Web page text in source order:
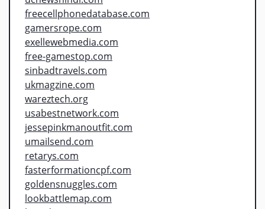
freecellphonedatabase.com
gamersrope.com
exellewebmedia.com
free-gamestop.com
sinbadtravels.com
ukmagzine.com
wareztech.org
usabestnetwork.com
jessepinkmanoutfit.com
umailsend.com
retarys.com
fasterformationcpf.com
goldensnuggles.com
lookbattlemap.com